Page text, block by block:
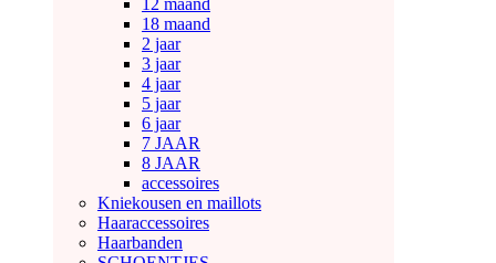
18 maand
2 jaar
3 jaar
4 jaar
5 jaar
6 jaar
7 JAAR
8 JAAR
accessoires
Kniekousen en maillots
Haaraccessoires
Haarbanden